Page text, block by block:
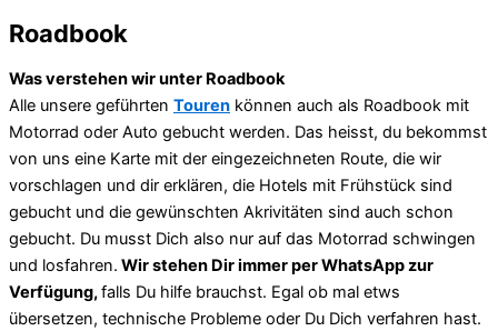
Roadbook
Was verstehen wir unter Roadbook
Alle unsere geführten Touren können auch als Roadbook mit
Motorrad oder Auto gebucht werden. Das heisst, du bekommst
von uns eine Karte mit der eingezeichneten Route, die wir
vorschlagen und dir erklären, die Hotels mit Frühstück sind
gebucht und die gewünschten Akrivitäten sind auch schon
gebucht. Du musst Dich also nur auf das Motorrad schwingen
und losfahren. Wir stehen Dir immer per WhatsApp zur
Verfügung,falls Du hilfe brauchst. Egal ob mal etws
übersetzen, technische Probleme oder Du Dich verfahren hast.